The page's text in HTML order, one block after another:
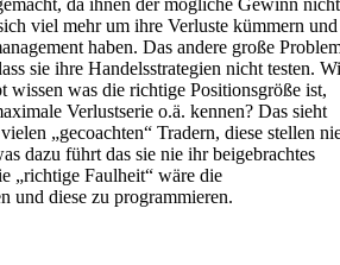
viel mehr um ihre Verluste kümmern und
haben. Das andere große
sie ihre Handelsstrategien nicht testen.
wissen was die richtige Positionsgröße ist,
Verlustserie o.ä. kennen? Das sieht
„gecoachten“ Tradern, diese stellen
dazu führt das sie nie ihr beigebrachtes
„richtige Faulheit“ wäre die
und diese zu programmieren.